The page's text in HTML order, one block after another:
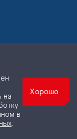
на
в
.
Хорошо